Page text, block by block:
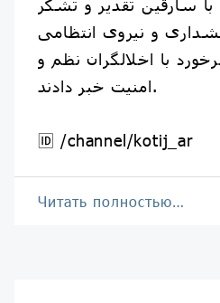
با سارقین تقدیر و تشکر
و نیروی انتظامی
با اخلالگران نظم و
امنیت خبر دادند.
🆔 /channel/kotij_ar
Читать полностью…